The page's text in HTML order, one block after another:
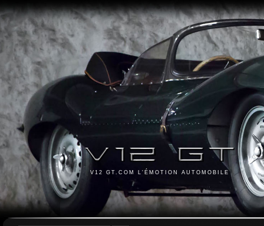
V12 GT.COM L'ÉMOTION AUTOMOBILE